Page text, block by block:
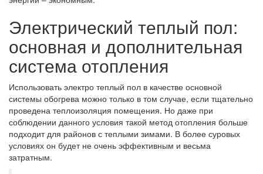
Электрический теплый пол:
основная и дополнительная
система отопления
Использовать электро теплый пол в качестве основной
системы обогрева можно только в том случае, если тщательно
проведена теплоизоляция помещения. Но даже при
соблюдении данного условия такой метод отопления больше
подходит для районов с теплыми зимами. В более суровых
условиях он будет не очень эффективным и весьма
затратным.